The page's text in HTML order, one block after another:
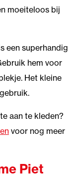
moeiteloos bij
een superhandig
hem voor
Het kleine
aan te kleden?
voor nog meer
Piet